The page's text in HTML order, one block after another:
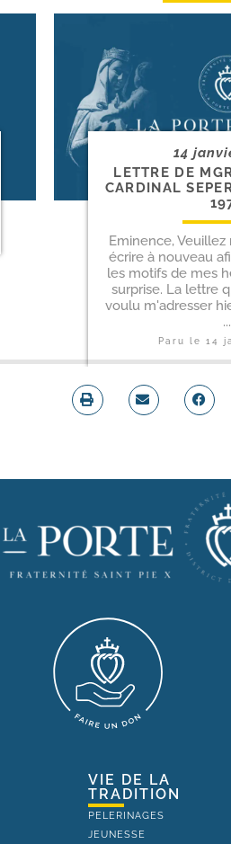
14
LETTRE DE
CARDINAL
Eminence,
écrire à nouveau
les motifs de mes
surprise. La lettre
voulu m'adresser
...
Paru le14
VIE DE LA
TRADITION
PELERINAGES
JEUNESSE